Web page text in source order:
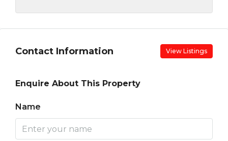
Contact Information View Listings
Enquire About This Property
Name